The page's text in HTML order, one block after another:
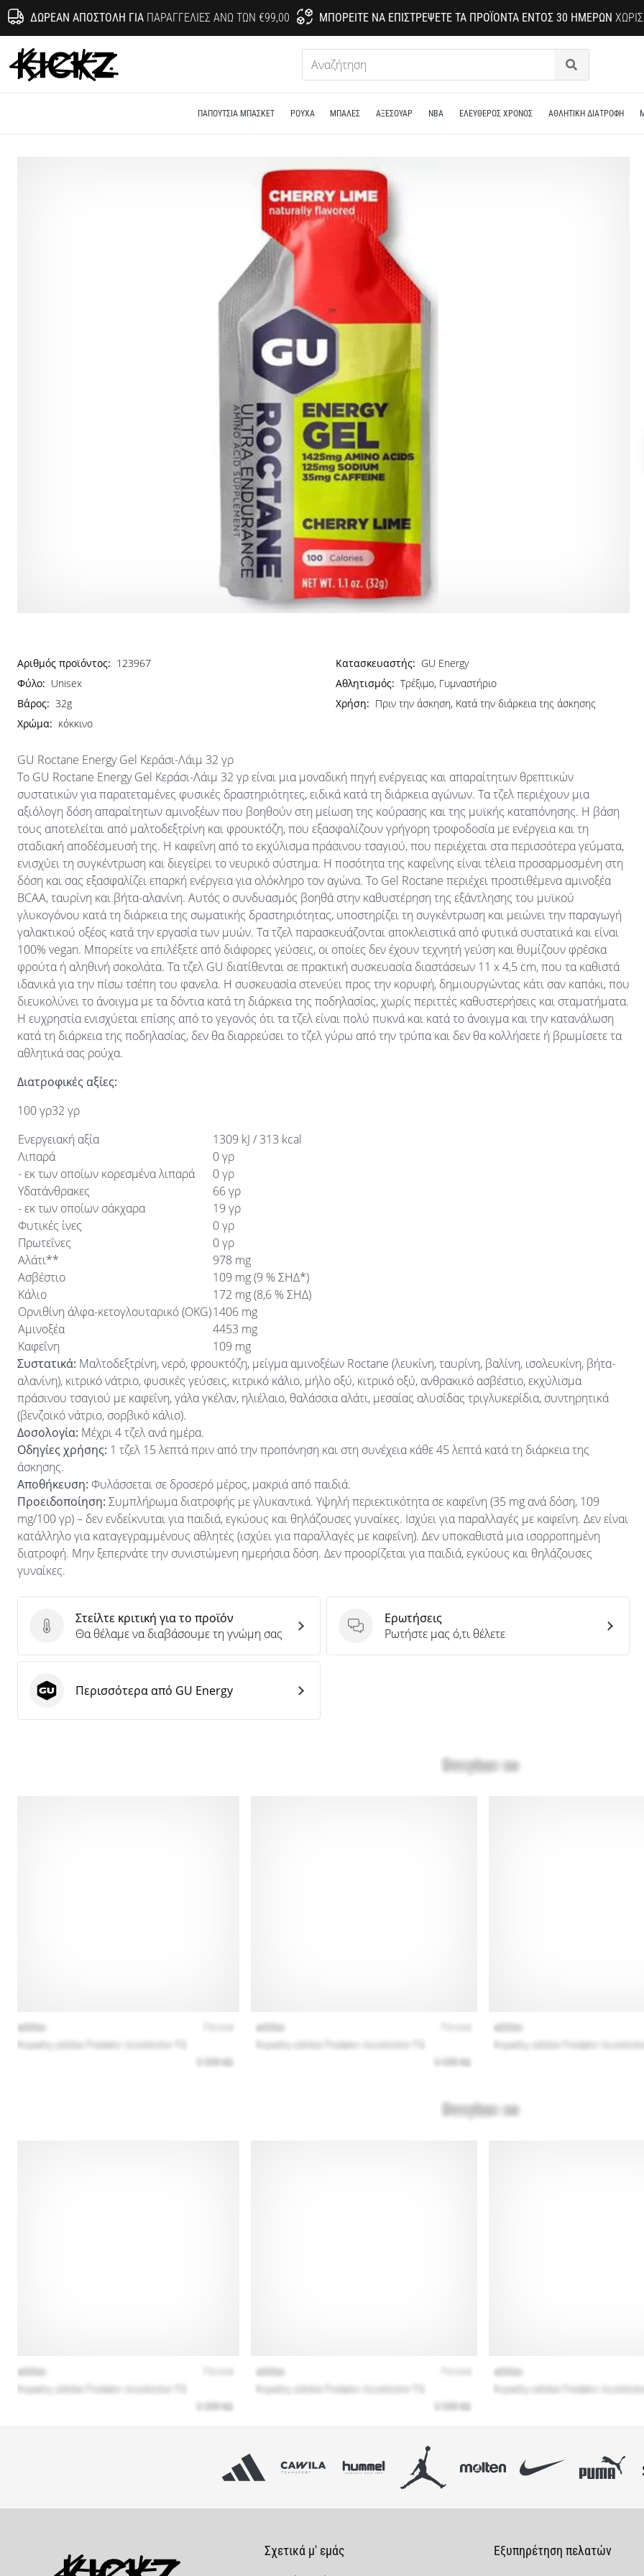
ΔΩΡΕΆΝ ΑΠΟΣΤΟΛΉ ΓΙΑΠΑΡΑΓΓΕΛΊΕΣ ΆΝΩ ΤΩΝ €99,00 ΜΠΟΡΕΊΤΕ ΝΑ ΕΠΙΣΤΡΈΨΕΤΕ ΤΑ ΠΡΟΪΌΝΤΑ ΕΝΤΌΣ 30 ΗΜΕΡΏΝ
KICKZ.gr
Αναζήτηση
ΠΑΠΟΎΤΣΙΑ ΜΠΆΣΚΕΤ ΡΟΎΧΑ ΜΠΑΛΕΣ ΑΞΕΣΟΥΑΡ NBA ΕΛΕΥΘΕΡΟΣ ΧΡΟΝΟΣ ΑΘΛΗΤΙΚΗ ΔΙΑΤΡΟΦΗ
Αριθμός προϊόντος: 123967 Κατασκευαστής: GU Energy
Φύλο: Unisex Αθλητισμός: Τρέξιμο, Γυμναστήριο
Βάρος: 32g Χρήση: Πριν την άσκηση, Κατά την διάρκεια της άσκησης
Χρώμα: κόκκινο
GU Roctane Energy Gel Κεράσι-Λάιμ 32 γρ
Το GU Roctane Energy Gel Κεράσι-Λάιμ 32 γρ είναι μια μοναδική πηγή ενέργειας και απαραίτητων θρεπτικών
συστατικών για παρατεταμένες φυσικές δραστηριότητες, ειδικά κατά τη διάρκεια αγώνων. Τα τζελ περιέχουν μια
αξιόλογη δόση απαραίτητων αμινοξέων που βοηθούν στη μείωση της κούρασης και της μυϊκής καταπόνησης. Η βάση
τους αποτελείται από μαλτοδεξτρίνη και φρουκτόζη, που εξασφαλίζουν γρήγορη τροφοδοσία με ενέργεια και τη
σταδιακή αποδέσμευσή της. Η καφεΐνη από το εκχύλισμα πράσινου τσαγιού, που περιέχεται στα περισσότερα γεύματα,
ενισχύει τη συγκέντρωση και διεγείρει το νευρικό σύστημα. Η ποσότητα της καφεΐνης είναι τέλεια προσαρμοσμένη στη
δόση και σας εξασφαλίζει επαρκή ενέργεια για ολόκληρο τον αγώνα. Το Gel Roctane περιέχει προστιθέμενα αμινοξέα
BCAA, ταυρίνη και βήτα-αλανίνη. Αυτός ο συνδυασμός βοηθά στην καθυστέρηση της εξάντλησης του μυϊκού
γλυκογόνου κατά τη διάρκεια της σωματικής δραστηριότητας, υποστηρίζει τη συγκέντρωση και μειώνει την παραγωγή
γαλακτικού οξέος κατά την εργασία των μυών. Τα τζελ παρασκευάζονται αποκλειστικά από φυτικά συστατικά και είναι
100% vegan. Μπορείτε να επιλέξετε από διάφορες γεύσεις, οι οποίες δεν έχουν τεχνητή γεύση και θυμίζουν φρέσκα
φρούτα ή αληθινή σοκολάτα. Τα τζελ GU διατίθενται σε πρακτική συσκευασία διαστάσεων 11 x 4,5 cm, που τα καθιστά
ιδανικά για την πίσω τσέπη του φανελα. Η συσκευασία στενεύει προς την κορυφή, δημιουργώντας κάτι σαν καπάκι, που
διευκολύνει το άνοιγμα με τα δόντια κατά τη διάρκεια της ποδηλασίας, χωρίς περιττές καθυστερήσεις και σταματήματα.
Η ευχρηστία ενισχύεται επίσης από το γεγονός ότι τα τζελ είναι πολύ πυκνά και κατά το άνοιγμα και την κατανάλωση
κατά τη διάρκεια της ποδηλασίας, δεν θα διαρρεύσει το τζελ γύρω από την τρύπα και δεν θα κολλήσετε ή βρωμίσετε τα
αθλητικά σας ρούχα.
Διατροφικές αξίες:
100 γρ32 γρ
Ενεργειακή αξία
1309 kJ / 313 kcal
Λιπαρά
0 γρ
- εκ των οποίων κορεσμένα λιπαρά
0 γρ
Υδατάνθρακες
66 γρ
- εκ των οποίων σάκχαρα
19 γρ
Φυτικές ίνες
0 γρ
Πρωτεΐνες
0 γρ
Αλάτι**
978 mg
Ασβέστιο
109 mg (9 % ΣΗΔ*)
Κάλιο
172 mg (8,6 % ΣΗΔ)
Ορνιθίνη άλφα-κετογλουταρικό (OKG)1406 mg
Αμινοξέα
4453 mg
Καφεΐνη
109 mg
Συστατικά: Μαλτοδεξτρίνη, νερό, φρουκτόζη, μείγμα αμινοξέων Roctane (λευκίνη, ταυρίνη, βαλίνη, ισολευκίνη, βήτα-
αλανίνη), κιτρικό νάτριο, φυσικές γεύσεις, κιτρικό κάλιο, μήλο οξύ, κιτρικό οξύ, ανθρακικό ασβέστιο, εκχύλισμα
πράσινου τσαγιού με καφεΐνη, γάλα γκέλαν, ηλιέλαιο, θαλάσσια αλάτι, μεσαίας αλυσίδας τριγλυκερίδια, συντηρητικά
(βενζοϊκό νάτριο, σορβικό κάλιο).
Δοσολογία: Μέχρι 4 τζελ ανά ημέρα.
Οδηγίες χρήσης: 1 τζελ 15 λεπτά πριν από την προπόνηση και στη συνέχεια κάθε 45 λεπτά κατά τη διάρκεια της
άσκησης.
Αποθήκευση: Φυλάσσεται σε δροσερό μέρος, μακριά από παιδιά.
Προειδοποίηση: Συμπλήρωμα διατροφής με γλυκαντικά. Υψηλή περιεκτικότητα σε καφεΐνη (35 mg ανά δόση, 109
mg/100 γρ) – δεν ενδείκνυται για παιδιά, εγκύους και θηλάζουσες γυναίκες. Ισχύει για παραλλαγές με καφεΐνη. Δεν είναι
κατάλληλο για καταγεγραμμένους αθλητές (ισχύει για παραλλαγές με καφεΐνη). Δεν υποκαθιστά μια ισορροπημένη
διατροφή. Μην ξεπερνάτε την συνιστώμενη ημερήσια δόση. Δεν προορίζεται για παιδιά, εγκύους και θηλάζουσες
γυναίκες.
Στείλτε κριτική για το προϊόν
Στείλτε κριτική για το προϊόν
Θα θέλαμε να διαβάσουμε τη γνώμη σας
Ερωτήσεις
Ερωτήσεις
Ρωτήστε μας ό,τι θέλετε
GU EnergyΠερισσότερα από GU Energy
Σχετικά μ' εμάς Εξυπηρέτηση πελατών